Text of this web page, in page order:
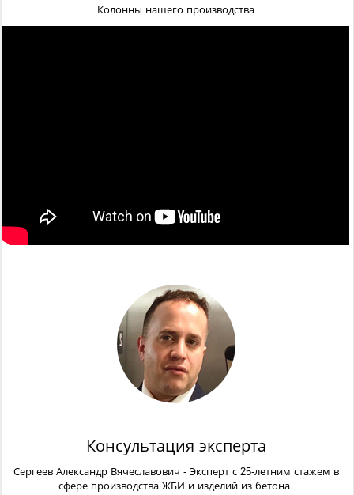
Колонны нашего производства
Консультация эксперта
Сергеев Александр Вячеславович - Эксперт с 25-летним стажем в
сфере производства ЖБИ и изделий из бетона.